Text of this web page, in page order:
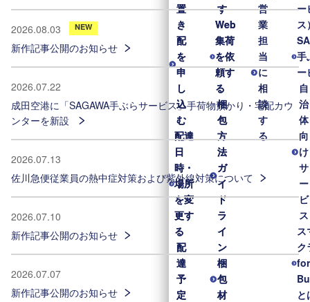
置
き
配
を
申
し
込
む
配達
日
時・
場所
を変
更す
る
配
達
予
定
す
Web
集荷
を依
頼す
る
梱
包
方
法
ガ
イ
ド
ラ
イ
ン
梱
包
材
置
き
配
を
申
し
込
む
配達
日
時・
場所
を変
更す
る
配
達
予
定
す
Web
集荷
を依
頼す
る
梱
包
方
法
ガ
イ
ド
ラ
イ
ン
梱
包
材
営
業
担
当
に
相
談
す
る
ー
ス
手
ー
自
治
体
向
け
サ
ー
ビ
ス
ス
ク
for
と
2026.08.03 NEW
新作記事公開のお知らせ
2026.07.22
成田空港に「SAGAWA手ぶらサービス」手荷物預かり・宅配カウ
ンターを新設
2026.07.13
佐川急便従業員の熱中症対策および紫外線対策について
2026.07.10
新作記事公開のお知らせ
2026.07.07
新作記事公開のお知らせ